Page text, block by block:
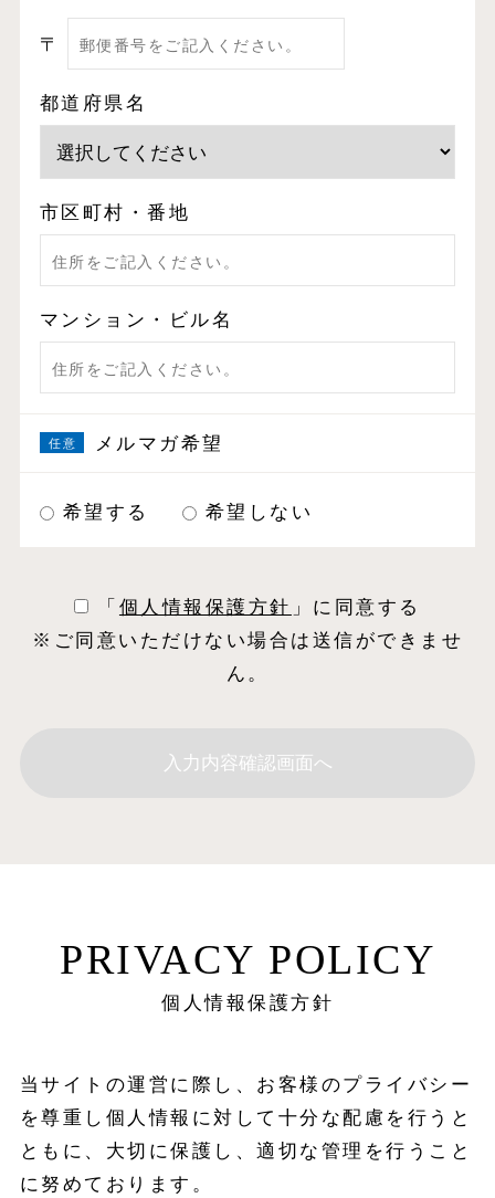
〒
都道府県名
市区町村・番地
マンション・ビル名
メルマガ希望
希望する 希望しない
「個⼈情報保護⽅針 」に同意する
※ご同意いただけない場合は送信ができませ
ん。
PRIVACY POLICY
個人情報保護方針
当サイトの運営に際し、お客様のプライバシー
を尊重し個人情報に対して十分な配慮を行うと
ともに、大切に保護し、適切な管理を行うこと
に努めております。